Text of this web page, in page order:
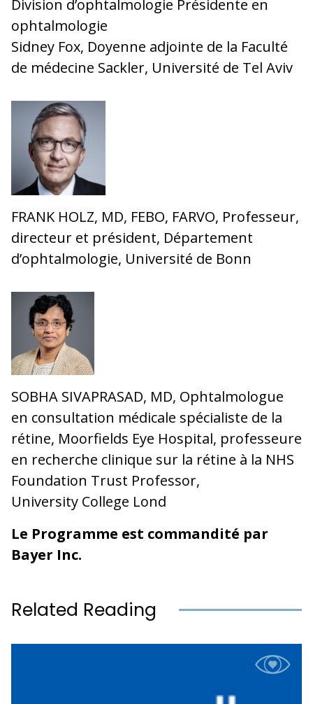
Division d’ophtalmologie Présidente en
ophtalmologie
Sidney Fox, Doyenne adjointe de la Faculté
de médecine Sackler, Université de Tel Aviv
FRANK HOLZ, MD, FEBO, FARVO, Professeur,
directeur et président, Département
d’ophtalmologie, Université de Bonn
SOBHA SIVAPRASAD, MD, Ophtalmologue
en consultation médicale spécialiste de la
rétine, Moorfields Eye Hospital, professeure
en recherche clinique sur la rétine à la NHS
Foundation Trust Professor,
University College Lond
Le Programme est commandité par
Bayer Inc.
Related Reading